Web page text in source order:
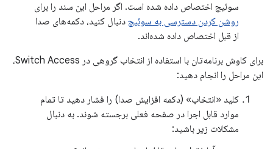
سوئیچ اختصاص داده شده است. اگر مراحل این سند را برای
روشن کردن دسترسی به سوئیچ دنبال کنید، دکمه‌های صدا
از قبل اختصاص داده شده‌اند.
برای کاوش برنامه‌تان با استفاده از انتخاب گروهی در Switch Access،
این مراحل را انجام دهید:
کلید «انتخاب» (دکمه افزایش صدا) را فشار دهید تا تمام
موارد قابل اجرا در صفحه فعلی برجسته شوند. به دنبال
مشکلات زیر باشید: